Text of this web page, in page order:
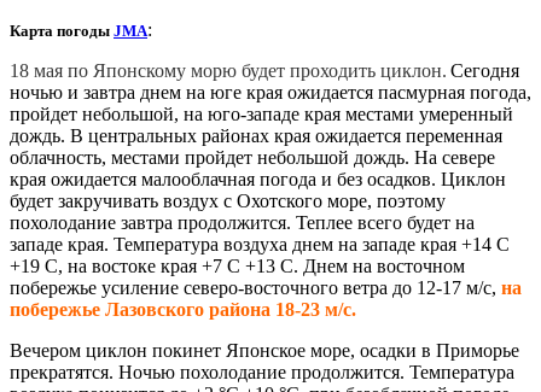
Карта погоды JMA:
18 мая по Японскому морю будет проходить циклон. Сегодня
ночью и завтра днем на юге края ожидается пасмурная погода,
пройдет небольшой, на юго-западе края местами умеренный
дождь. В центральных районах края ожидается переменная
облачность, местами пройдет небольшой дождь. На севере
края ожидается малооблачная погода и без осадков. Циклон
будет закручивать воздух с Охотского море, поэтому
похолодание завтра продолжится. Теплее всего будет на
западе края. Температура воздуха днем на западе края +14 С
+19 С, на востоке края +7 С +13 С. Днем на восточном
побережье усиление северо-восточного ветра до 12-17 м/с, на
побережье Лазовского района 18-23 м/с.
Вечером циклон покинет Японское море, осадки в Приморье
прекратятся. Ночью похолодание продолжится. Температура